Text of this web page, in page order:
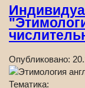
Опубликовано:
Тематика: